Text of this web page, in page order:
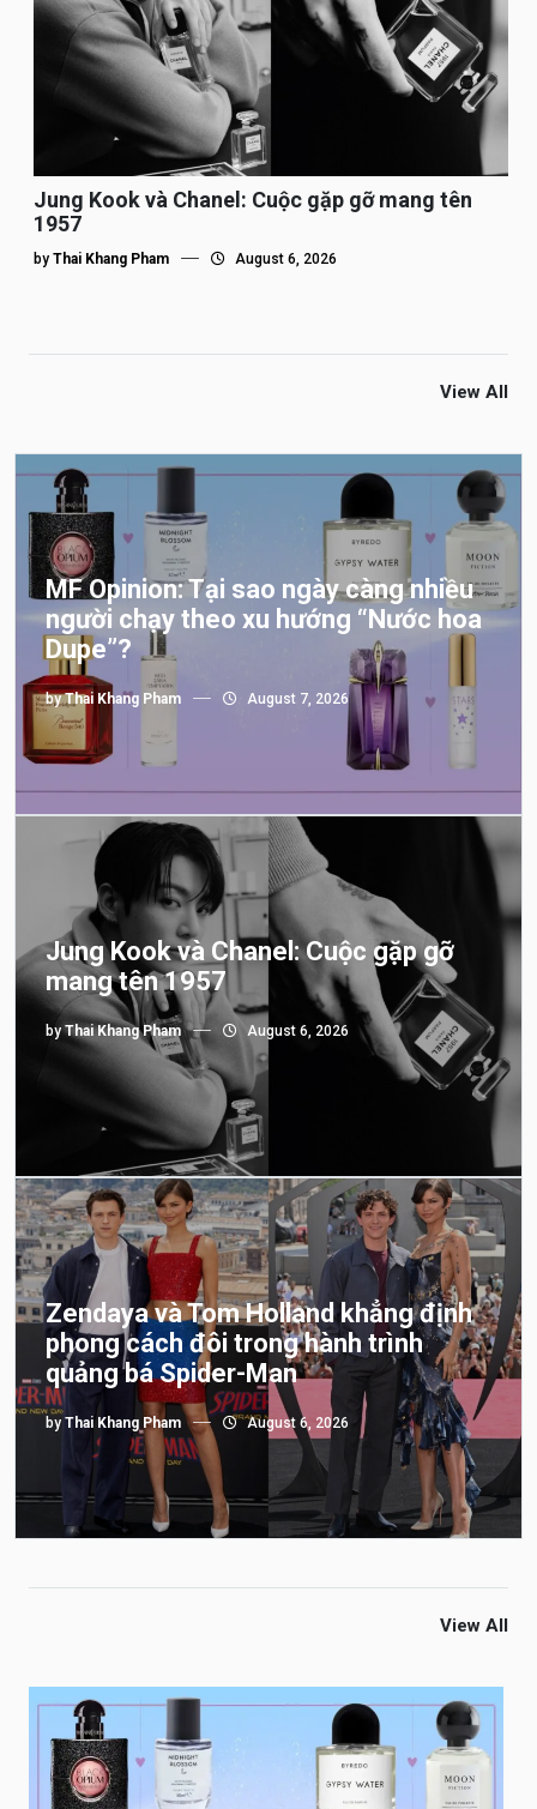
Jung Kook và Chanel: Cuộc gặp gỡ mang tên
1957
by Thai Khang Pham August 6, 2026
View All
MF Opinion: Tại sao ngày càng nhiều
người chạy theo xu hướng “Nước hoa
Dupe”?
byThai Khang Pham August 7, 2026
Jung Kook và Chanel: Cuộc gặp gỡ
mang tên 1957
byThai Khang Pham August 6, 2026
Zendaya và Tom Holland khẳng định
phong cách đôi trong hành trình
quảng bá Spider-Man
by Thai Khang Pham August 6, 2026
View All